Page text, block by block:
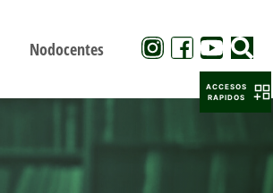
Nodocentes
ACCESOS
RAPIDOS